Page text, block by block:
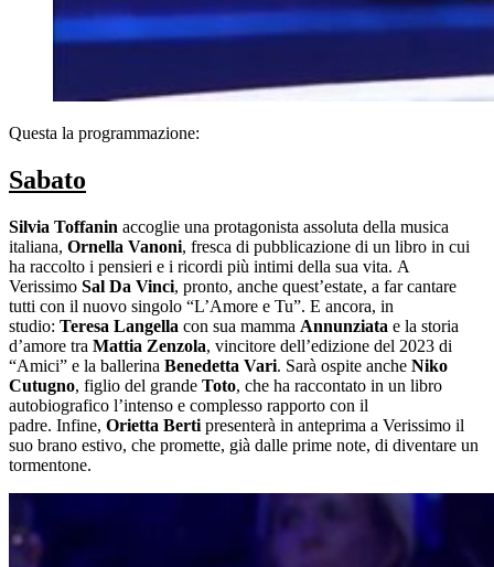
Questa la programmazione:
Sabato
Silvia Toffanin accoglie una protagonista assoluta della musica
italiana, Ornella Vanoni, fresca di pubblicazione di un libro in cui
ha raccolto i pensieri e i ricordi più intimi della sua vita. A
Verissimo Sal Da Vinci, pronto, anche quest’estate, a far cantare
tutti con il nuovo singolo “L’Amore e Tu”. E ancora, in
studio: Teresa Langella con sua mamma Annunziata e la storia
d’amore tra Mattia Zenzola, vincitore dell’edizione del 2023 di
“Amici” e la ballerina Benedetta Vari. Sarà ospite anche Niko
Cutugno, figlio del grande Toto, che ha raccontato in un libro
autobiografico l’intenso e complesso rapporto con il
padre. Infine, Orietta Berti presenterà in anteprima a Verissimo il
suo brano estivo, che promette, già dalle prime note, di diventare un
tormentone.